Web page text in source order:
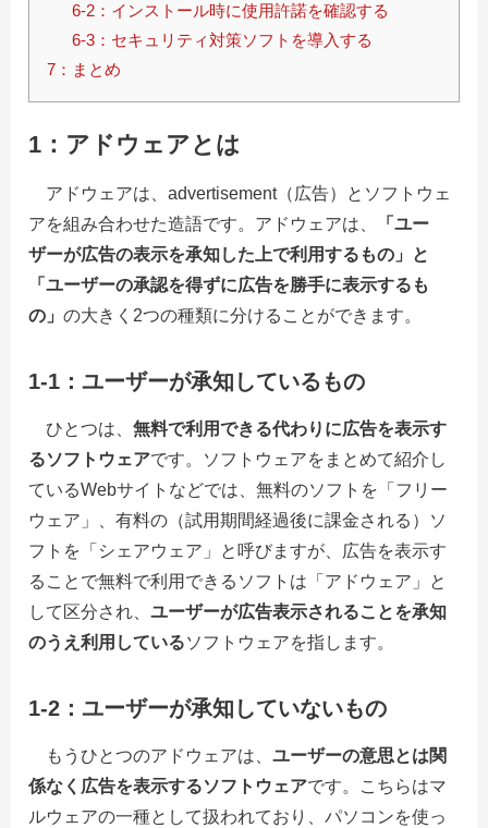
6-2：インストール時に使用許諾を確認する
6-3：セキュリティ対策ソフトを導入する
7：まとめ
1：アドウェアとは
アドウェアは、advertisement（広告）とソフトウェ
アを組み合わせた造語です。アドウェアは、
「ユー
ザーが広告の表示を承知した上で利用するもの」と
「ユーザーの承認を得ずに広告を勝手に表示するも
の」 の大きく2つの種類に分けることができます。
1-1：ユーザーが承知しているもの
ひとつは、 無料で利用できる代わりに広告を表示す
るソフトウェアです。ソフトウェアをまとめて紹介し
ているWebサイトなどでは、無料のソフトを「フリー
ウェア」、有料の（試用期間経過後に課金される）ソ
フトを「シェアウェア」と呼びますが、広告を表示す
ることで無料で利用できるソフトは「アドウェア」と
して区分され、 ユーザーが広告表示されることを承知
のうえ利用しているソフトウェアを指します。
1-2：ユーザーが承知していないもの
もうひとつのアドウェアは、 ユーザーの意思とは関
係なく広告を表示するソフトウェアです。こちらはマ
ルウェアの一種として扱われており、パソコンを使っ